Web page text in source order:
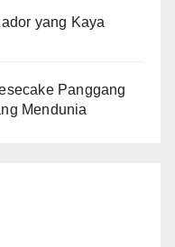
yang Kaya
Panggang
Mendunia